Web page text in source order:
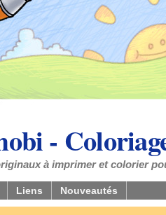
-
à imprimer et colorier
Liens Nouveautés